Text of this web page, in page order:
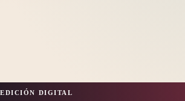
EDICIÓN DIGITAL